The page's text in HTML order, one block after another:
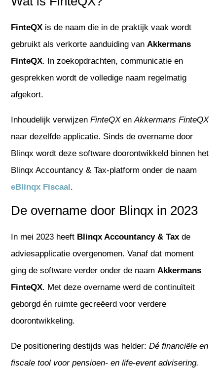
FinteQX is de naam die in de praktijk vaak wordt
gebruikt als verkorte aanduiding vanAkkermans
FinteQX. In zoekopdrachten, communicatie en
gesprekken wordt de volledige naam regelmatig
afgekort.
Inhoudelijk verwijzenFinteQXenAkkermans FinteQX
naar dezelfde applicatie. Sinds de overname door
Blinqx wordt deze software doorontwikkeld binnen het
Blinqx Accountancy & Tax-platform onder de naam
eBlinqx Fiscaal.
De overname door Blinqx in 2023
In mei 2023 heeft Blinqx Accountancy & Tax de
adviesapplicatie overgenomen. Vanaf dat moment
ging de software verder onder de naamAkkermans
FinteQX. Met deze overname werd de continuïteit
geborgd én ruimte gecreëerd voor verdere
doorontwikkeling.
De positionering destijds was helder:Dé financiële en
fiscale tool voor pensioen- en life-event advisering.